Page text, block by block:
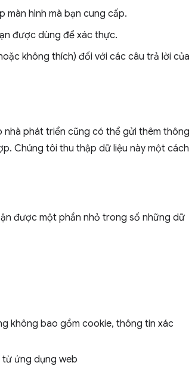
màn hình mà bạn cung cấp.
được dùng để xác thực.
không thích) đối với các câu trả lời của
nhà phát triển cũng có thể gửi thêm thông
Chúng tôi thu thập dữ liệu này một cách
được một phần nhỏ trong số những dữ
không bao gồm cookie, thông tin xác
từ ứng dụng web